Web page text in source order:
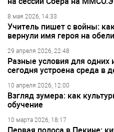
8 мая 2026, 14:33
Учитель пишет с войны:
вернули имя героя на
29 апреля 2026, 22:48
Разные условия для одних
сегодня устроена среда в
10 апреля 2026, 12:00
Взгляд зумера: как
обучение
10 марта 2026, 18:17